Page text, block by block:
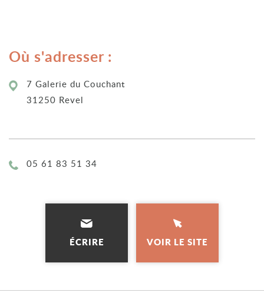
Où s'adresser :
7 Galerie du Couchant
31250 Revel
Téléphone :
05 61 83 51 34
ÉCRIRE VOIR LE SITE